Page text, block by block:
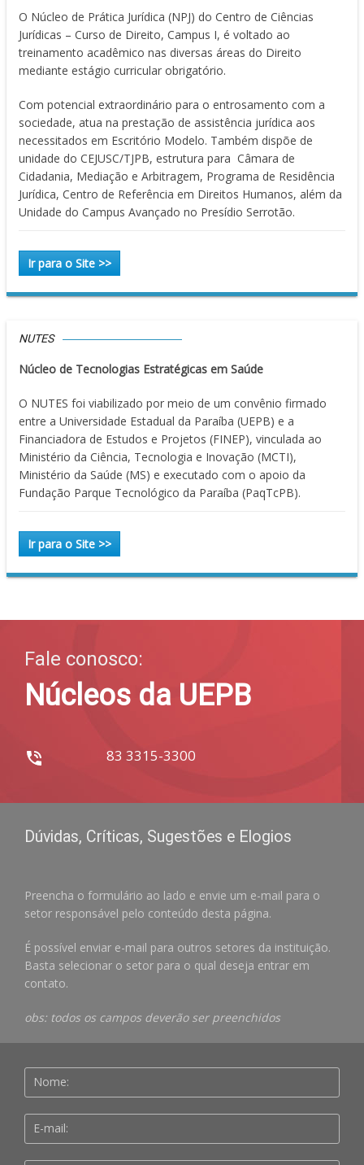
O Núcleo de Prática Jurídica (NPJ) do Centro de Ciências
Jurídicas – Curso de Direito, Campus I, é voltado ao
treinamento acadêmico nas diversas áreas do Direito
mediante estágio curricular obrigatório.
Com potencial extraordinário para o entrosamento com a
sociedade, atua na prestação de assistência jurídica aos
necessitados em Escritório Modelo. Também dispõe de
unidade do CEJUSC/TJPB, estrutura para Câmara de
Cidadania, Mediação e Arbitragem, Programa de Residência
Jurídica, Centro de Referência em Direitos Humanos, além da
Unidade do Campus Avançado no Presídio Serrotão.
Ir para o Site >>
NUTES
Núcleo de Tecnologias Estratégicas em Saúde
O NUTES foi viabilizado por meio de um convênio firmado
entre a Universidade Estadual da Paraíba (UEPB) e a
Financiadora de Estudos e Projetos (FINEP), vinculada ao
Ministério da Ciência, Tecnologia e Inovação (MCTI),
Ministério da Saúde (MS) e executado com o apoio da
Fundação Parque Tecnológico da Paraíba (PaqTcPB).
Ir para o Site >>
Fale conosco:
Núcleos da UEPB
83 3315-3300
Dúvidas, Críticas, Sugestões e Elogios
Preencha o formulário ao lado e envie um e-mail para o
setor responsável pelo conteúdo desta página.
É possível enviar e-mail para outros setores da instituição.
Basta selecionar o setor para o qual deseja entrar em
contato.
obs: todos os campos deverão ser preenchidos